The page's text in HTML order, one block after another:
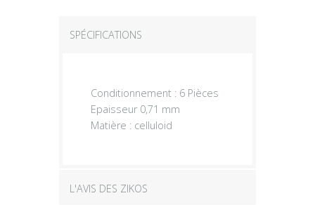
SPÉCIFICATIONS
Conditionnement : 6 Pièces
Epaisseur 0,71 mm
Matière : celluloid
L'AVIS DES ZIKOS